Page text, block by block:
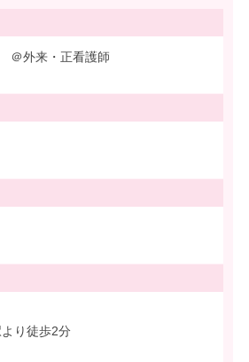
＠外来・正看護師
り徒歩2分